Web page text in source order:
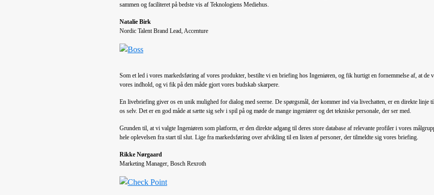
sammen og faciliteret på bedste vis af Teknologiens Mediehus.
Natalie Birk
Nordic Talent Brand Lead, Accenture
Som et led i vores markedsføring af vores produkter, bestilte vi en briefing hos Ingeniøren, og fik hurtigt en fornemmelse af, at
vores indhold, og vi fik på den måde gjort vores budskab skarpere.
En livebriefing giver os en unik mulighed for dialog med seerne. De spørgsmål, der kommer ind via livechatten, er en direkte linje
os selv. Det er en god måde at sætte sig selv i spil på og møde de mange ingeniører og det tekniske personale, der ser med.
Grunden til, at vi valgte Ingeniøren som platform, er den direkte adgang til deres store database af relevante profiler i vores
hele oplevelsen fra start til slut. Lige fra markedsføring over afvikling til en listen af personer, der tilmeldte sig vores briefing.
Rikke Nørgaard
Marketing Manager, Bosch Rexroth